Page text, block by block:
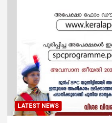
LATEST NEWS